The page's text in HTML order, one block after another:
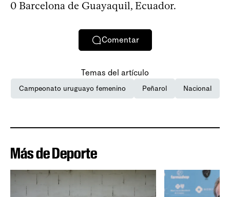
0 Barcelona de Guayaquil, Ecuador.
Comentar
Temas del artículo
Campeonato uruguayo femenino Peñarol Nacional
Más de Deporte